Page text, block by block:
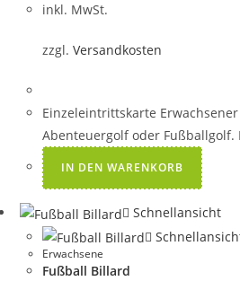
inkl. MwSt.
zzgl.Versandkosten
Einzeleintrittskarte
Abenteuergolf oder Fußballgolf.
IN DEN WARENKORB
Schnellansicht
Erwachsene
Fußball Billard